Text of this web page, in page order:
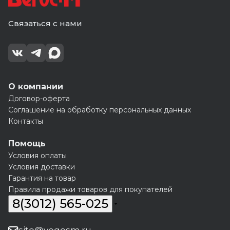
Связаться с нами
О компании
Договор-оферта
Соглашение на обработку персональных данных
Контакты
Помощь
Условия оплаты
Условия доставки
Гарантия на товар
Правила продажи товаров для покупателей
8(3012) 565-025